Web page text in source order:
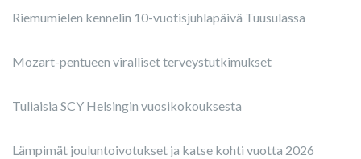
Riemumielen kennelin 10-vuotisjuhlapäivä Tuusulassa
Mozart-pentueen viralliset terveystutkimukset
Tuliaisia SCY Helsingin vuosikokouksesta
Lämpimät jouluntoivotukset ja katse kohti vuotta 2026